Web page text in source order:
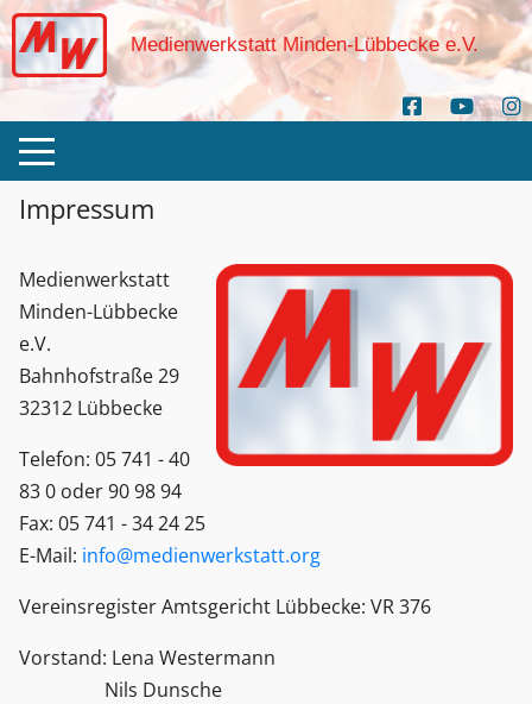
Medienwerkstatt Minden-Lübbecke e.V.
Impressum
Medienwerkstatt
Minden-Lübbecke
e.V.
Bahnhofstraße 29
32312 Lübbecke
Telefon: 05 741 - 40
83 0 oder 90 98 94
Fax: 05 741 - 34 24 25
E-Mail: info@medienwerkstatt.org
Vereinsregister Amtsgericht Lübbecke: VR 376
Vorstand: Lena Westermann
Nils Dunsche